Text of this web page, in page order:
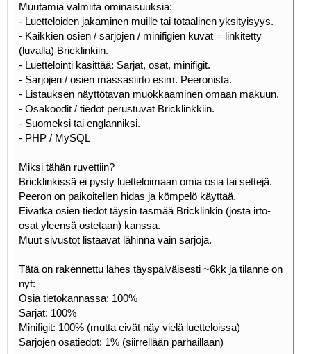
Muutamia valmiita ominaisuuksia:
- Luetteloiden jakaminen muille tai totaalinen yksityisyys.
- Kaikkien osien / sarjojen / minifigien kuvat = linkitetty
(luvalla) Bricklinkiin.
- Luettelointi käsittää: Sarjat, osat, minifigit.
- Sarjojen / osien massasiirto esim. Peeronista.
- Listauksen näyttötavan muokkaaminen omaan makuun.
- Osakoodit / tiedot perustuvat Bricklinkkiin.
- Suomeksi tai englanniksi.
- PHP / MySQL
Miksi tähän ruvettiin?
Bricklinkissä ei pysty luetteloimaan omia osia tai settejä.
Peeron on paikoitellen hidas ja kömpelö käyttää.
Eivätka osien tiedot täysin täsmää Bricklinkin (josta irto-
osat yleensä ostetaan) kanssa.
Muut sivustot listaavat lähinnä vain sarjoja.
Tätä on rakennettu lähes täyspäiväisesti ~6kk ja tilanne on
nyt:
Osia tietokannassa: 100%
Sarjat: 100%
Minifigit: 100% (mutta eivät näy vielä luetteloissa)
Sarjojen osatiedot: 1% (siirrellään parhaillaan)